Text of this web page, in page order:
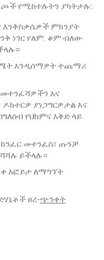
የሚከተሉትን ያካትታሉ:
እንቅስቃሴዎች ምክንያት
ነገር የለም. ቆም ብለው
እንዲሰማዎት ተጨማሪ
እና
ያነጋግርዎታል እና
የህክምና እቅድ ላይ
ከንፈር መተንፈስ፣ ጡንቻ
ይችላሉ።
እፎይታ ለማግኘት
ፀረ-ጭንቀት